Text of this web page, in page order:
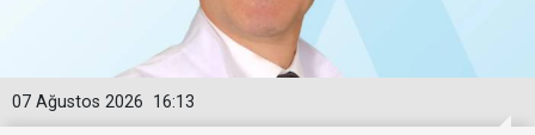
16:13
07 Ağustos 2026